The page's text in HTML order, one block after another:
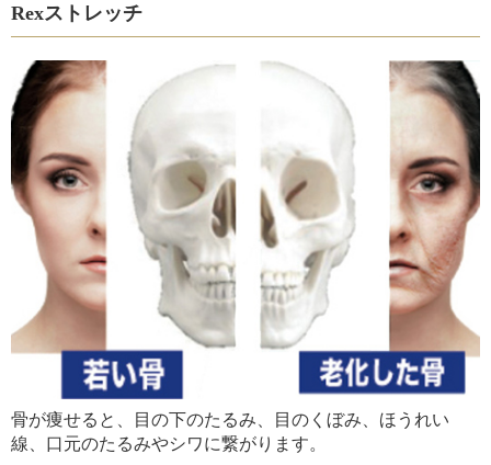
Rexストレッチ
骨が痩せると、目の下のたるみ、目のくぼみ、ほうれい
線、口元のたるみやシワに繋がります。